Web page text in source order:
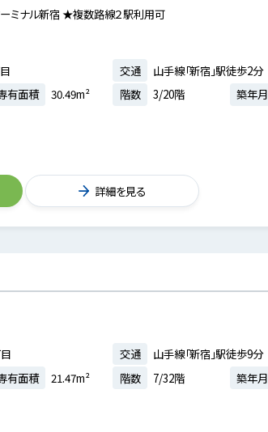
ミナル新宿 ★複数路線２駅利用可
交通
山手線「新宿」駅徒歩2分
有面積 30.49m² 階数 3/20階 築年月
詳細を見る
交通
山手線「新宿」駅徒歩9分
有面積 21.47m² 階数 7/32階 築年月